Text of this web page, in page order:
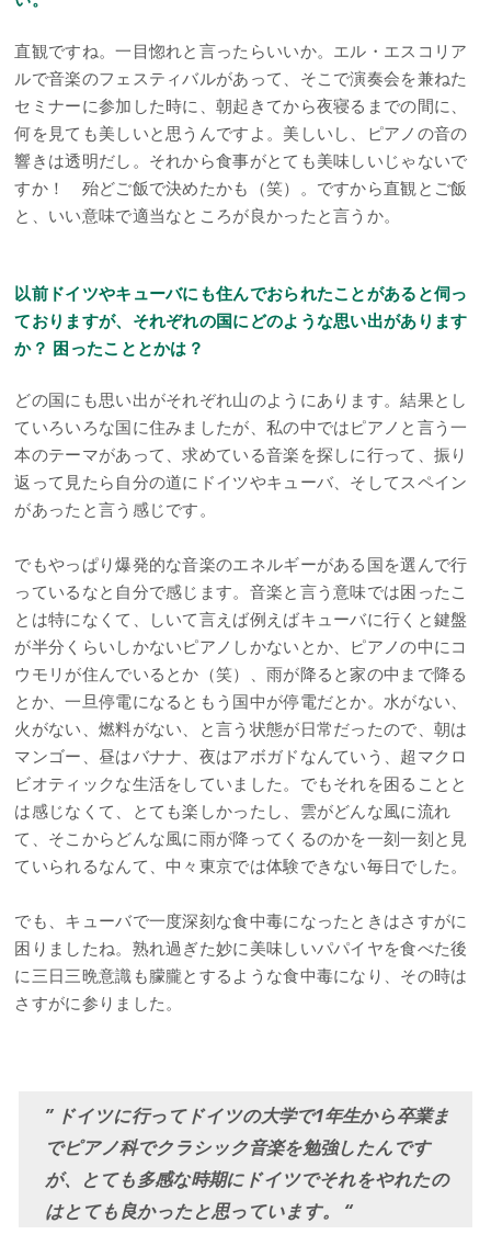
直観ですね。一目惚れと言ったらいいか。エル・エスコリア
ルで音楽のフェスティバルがあって、そこで演奏会を兼ねた
セミナーに参加した時に、朝起きてから夜寝るまでの間に、
何を見ても美しいと思うんですよ。美しいし、ピアノの音の
響きは透明だし。それから食事がとても美味しいじゃないで
すか！ 殆どご飯で決めたかも（笑）。ですから直観とご飯
と、いい意味で適当なところが良かったと言うか。
以前ドイツやキューバにも住んでおられたことがあると伺っ
ておりますが、それぞれの国にどのような思い出があります
か？ 困ったこととかは？
どの国にも思い出がそれぞれ山のようにあります。結果とし
ていろいろな国に住みましたが、私の中ではピアノと言う一
本のテーマがあって、求めている音楽を探しに行って、振り
返って見たら自分の道にドイツやキューバ、そしてスペイン
があったと言う感じです。
でもやっぱり爆発的な音楽のエネルギーがある国を選んで行
っているなと自分で感じます。音楽と言う意味では困ったこ
とは特になくて、しいて言えば例えばキューバに行くと鍵盤
が半分くらいしかないピアノしかないとか、ピアノの中にコ
ウモリが住んでいるとか（笑）、雨が降ると家の中まで降る
とか、一旦停電になるともう国中が停電だとか。水がない、
火がない、燃料がない、と言う状態が日常だったので、朝は
マンゴー、昼はバナナ、夜はアボガドなんていう、超マクロ
ビオティックな生活をしていました。でもそれを困ることと
は感じなくて、とても楽しかったし、雲がどんな風に流れ
て、そこからどんな風に雨が降ってくるのかを一刻一刻と見
ていられるなんて、中々東京では体験できない毎日でした。
でも、キューバで一度深刻な食中毒になったときはさすがに
困りましたね。熟れ過ぎた妙に美味しいパパイヤを食べた後
に三日三晩意識も朦朧とするような食中毒になり、その時は
さすがに参りました。
” ドイツに行ってドイツの大学で1年生から卒業ま
でピアノ科でクラシック音楽を勉強したんです
が、とても多感な時期にドイツでそれをやれたの
はとても良かったと思っています。 “